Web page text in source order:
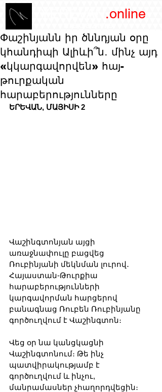
.online
Փաշինյանն իր ծննդյան օրը
կհանդիպի Ալիևի՞ն․ մինչ այդ
«կկարգավորվեն» հայ-
թուրքական
հարաբերությունները
ԵՐԵՎԱՆ, ՄԱՅԻՍԻ 2
Վաշինգտոնյան այցի
առաջնափուլը բացվեց
Ռուբինյանի մեկնման լուրով․
Հայաստան-Թուրքիա
հարաբերությունների
կարգավորման հարցերով
բանագնաց Ռուբեն Ռուբինյանը
գործուղվում է Վաշինգտոն։
Վեց օր նա կանցկացնի
Վաշինգտոնում։ Թե ինչ
պատվիրակությամբ է
գործուղվում և ինչու,
մանրամասներ չհաղորդվեցին։